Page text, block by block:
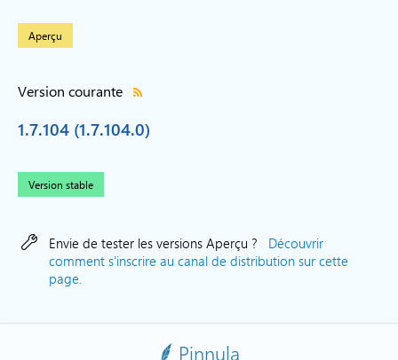
Aperçu
Version courante
1.7.104 (1.7.104.0)
Version stable
Envie de tester les versions Aperçu ? Découvrir
comment s'inscrire au canal de distribution sur cette
page.
Pinnula